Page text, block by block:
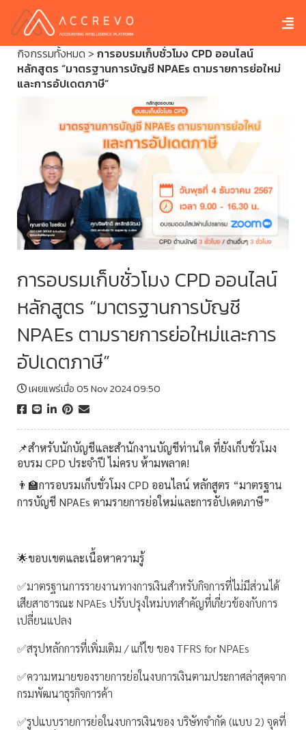
กิจกรรมทั้งหมด > การอบรมเก็บชั่วโมง CPD ออนไลน์
หลักสูตร “มาตรฐานการบัญชี NPAEs ตามรายการย่อใหม่
และการอัปเดตภาษี”
การอบรมเก็บชั่วโมง CPD ออนไลน์
หลักสูตร “มาตรฐานการบัญชี
NPAEs ตามรายการย่อใหม่และการ
อัปเดตภาษี”
เผยแพร่เมื่อ 05 Nov 2024 09:50
📌สำหรับนักบัญชีและสำนักงานบัญชีท่านใด ที่ยังเก็บชั่วโมง
อบรม CPD ประจำปี ไม่ครบ ห้ามพลาด!
👨‍🏫การอบรมเก็บชั่วโมง CPD ออนไลน์ หลักสูตร “มาตรฐาน
การบัญชี NPAEs ตามรายการย่อใหม่และการอัปเดตภาษี”
🌟ขอบเขตและเนื้อหาความรู้
✅มาตรฐานการรายงานทางการเงินสำหรับกิจการที่ไม่มีส่วนได้
เสียสาธารณะ NPAEs ปรับปรุงใหม่บทสำคัญที่เกี่ยวข้องกับการ
เปลี่ยนแปลง
✅สรุปหลักการที่เพิ่มเติม / แก้ไข ของ TFRS for NPAEs
✅ความหมายของรายการย่อในงบการเงินตามประกาศล่าสุดจาก
กรมพัฒนาธุรกิจการค้า
✅รูปแบบรายการย่อในงบการเงินของ บริษัทจำกัด (แบบ 2) จุดที่